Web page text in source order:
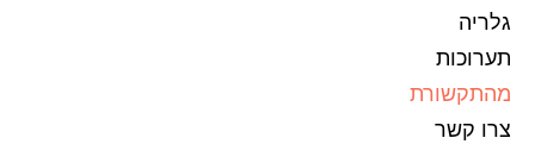
גלריה
תערוכות
מהתקשורת
צרו קשר